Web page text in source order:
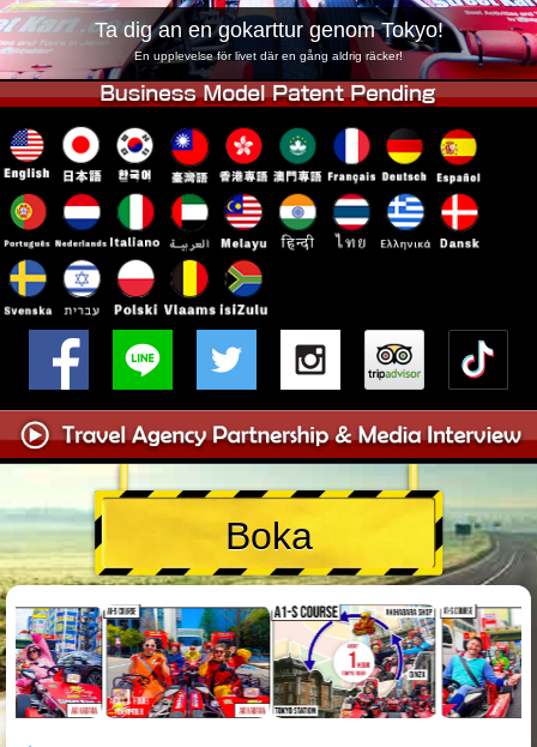
Tokyo Asakusa Osaka
Okinawa
Ta dig an en gokarttur genom Tokyo!
En upplevelse för livet där en gång aldrig räcker!
Boka